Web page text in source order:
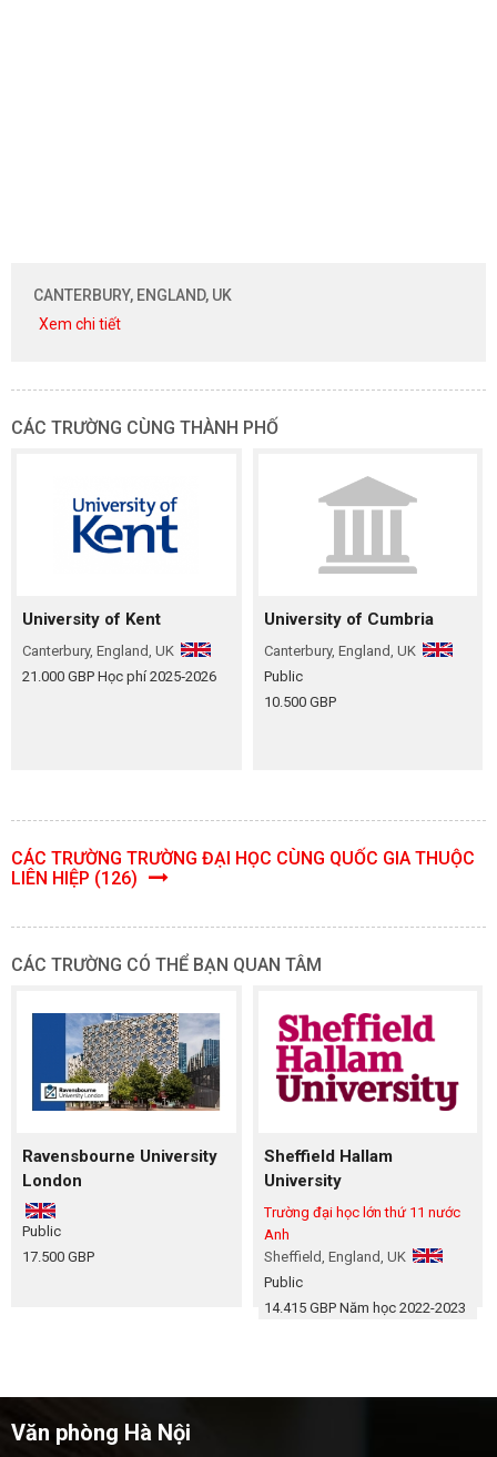
CANTERBURY, ENGLAND, UK
Xem chi tiết
CÁC TRƯỜNG CÙNG THÀNH PHỐ
University of Kent
Canterbury, England, UK
21.000 GBP Học phí 2025‑2026
University of Cumbria
Canterbury, England, UK
Public
10.500 GBP
CÁC TRƯỜNG TRƯỜNG ĐẠI HỌC CÙNG QUỐC GIA THUỘC
LIÊN HIỆP (126)
CÁC TRƯỜNG CÓ THỂ BẠN QUAN TÂM
Ravensbourne University
London
Public
17.500 GBP
Sheffield Hallam
University
Trường đại học lớn thứ 11 nước
Anh
Sheffield, England, UK
Public
14.415 GBP Năm học 2022-2023
Văn phòng Hà Nội